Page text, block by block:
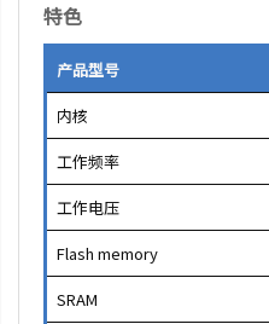
特色
产品型号
内核
工作频率
工作电压
Flash memory
SRAM